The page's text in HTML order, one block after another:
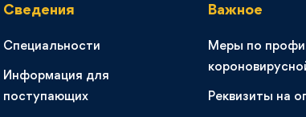
Сведения
Специальности
Информация для
поступающих
Важное
Меры по
Реквизиты на